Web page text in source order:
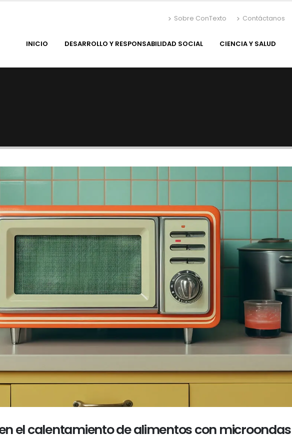
Sobre ConTexto Contáctanos
INICIO DESARROLLO Y RESPONSABILIDAD SOCIAL CIENCIA Y SALUD
el calentamiento de alimentos con microondas